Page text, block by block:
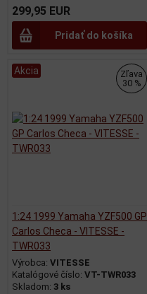
299,95 EUR
Pridať do košíka
Akcia
Zľava
30 %
1:24 1999 Yamaha YZF500 GP
Carlos Checa - VITESSE -
TWR033
Výrobca: VITESSE
Katalógové číslo: VT-TWR033
Skladom: 3 ks